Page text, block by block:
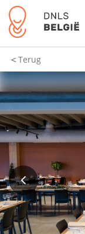
Terug